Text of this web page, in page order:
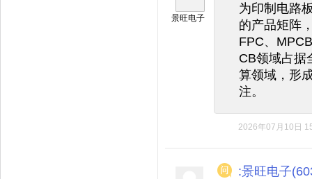
景旺电子
为印制电路
的产品矩阵
FPC、
CB领域占据
算领域，形
注。
2026年07月10日
:景旺电子